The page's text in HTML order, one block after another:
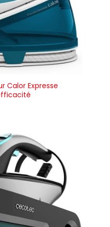
Contrôle
doux au
et affichage :
électronique
une température
précise.
à 200 °C
Système de
le temps de
jusqu'à 75
éclats de
Les tissus
beaucoup plus
Plusieurs
de séchage
vapeur. Grand
d'ouverture 30 %
Calor Expresse